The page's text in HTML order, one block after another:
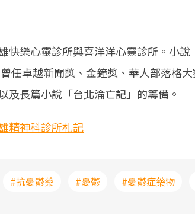
快樂心靈診所與喜洋洋心靈診所。小
任卓越新聞獎、金鐘獎、華人部落格
及長篇小說「台北淪亡記」的籌備。
精神科診所札記
#抗憂鬱藥 #憂鬱 #憂鬱症藥物